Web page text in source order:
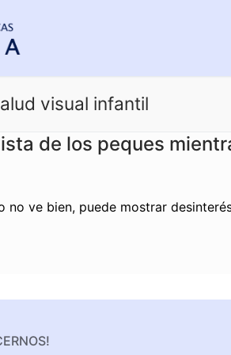
visual infantil
de los peques
no ve bien, puede mostrar